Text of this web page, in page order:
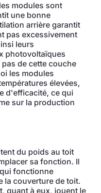
modules sont
une bonne
arrière garantit
pas excessivement
leurs
photovoltaïques
de cette couche
les modules
élevées,
d'efficacité, ce qui
sur la production
du poids au toit
sa fonction. Il
fonctionne
la couverture de toit.
quant à eux, jouent le